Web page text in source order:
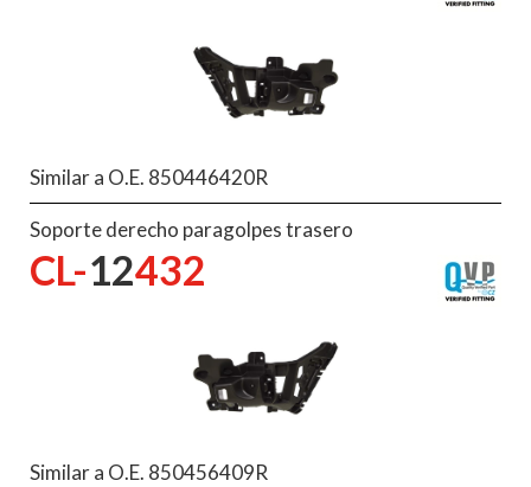
Similar a O.E. 850446420R
Soporte derecho paragolpes trasero
CL-12432
Similar a O.E. 850456409R